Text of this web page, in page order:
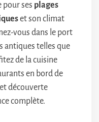
pour ses plages
et son climat
vous dans le port
antiques telles que
de la cuisine
en bord de
découverte
complète.